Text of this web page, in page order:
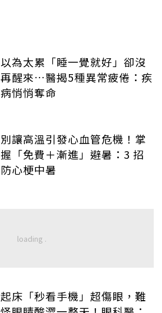
以為太累「睡一覺就好」卻沒
再醒來…醫揭5種異常疲倦：疾
病悄悄奪命
別讓高溫引發心血管危機！掌
握「免費＋漸進」避暑：3 招
防心梗中暑
起床「秒看手機」超傷眼，難